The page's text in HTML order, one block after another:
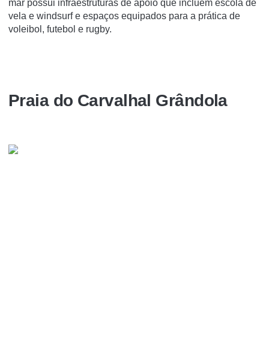
mar possui infraestruturas de apoio que incluem escola de
vela e windsurf e espaços equipados para a prática de
voleibol, futebol e rugby.
Praia do Carvalhal Grândola